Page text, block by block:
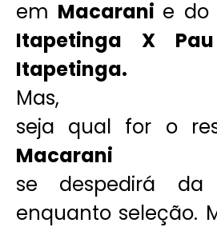
em Macarani e do
Itapetinga X
Itapetinga.
Mas,
seja qual for o
Macarani
se despedirá da
enquanto seleção.